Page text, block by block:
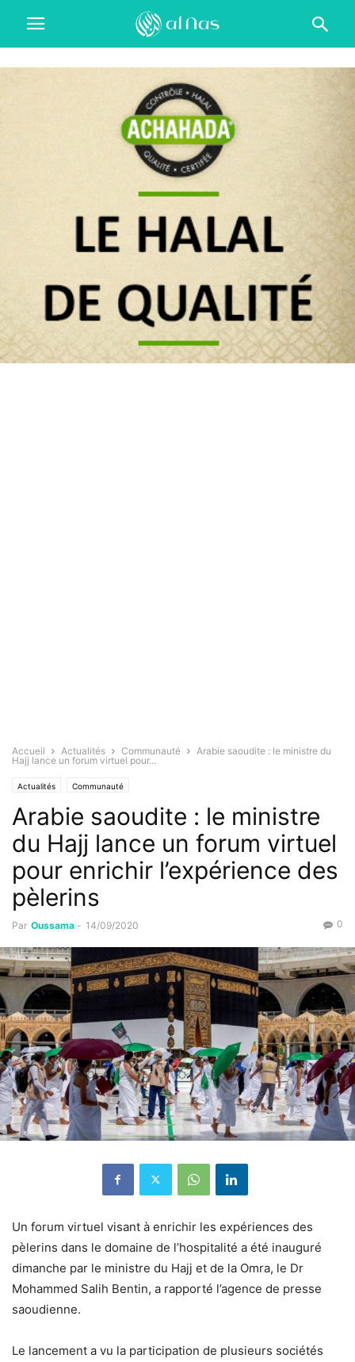
Accueil Actualités Communauté
Arabie saoudite : le ministre du
Hajj lance un forum virtuel pour...
Actualités Communauté
Arabie saoudite : le ministre
du Hajj lance un forum virtuel
pour enrichir l’expérience des
pèlerins
Par Oussama - 14/09/2020 0
Un forum virtuel visant à enrichir les expériences des
pèlerins dans le domaine de l’hospitalité a été inauguré
dimanche par le ministre du Hajj et de la Omra, le Dr
Mohammed Salih Bentin, a rapporté l’agence de presse
saoudienne.
Le lancement a vu la participation de plusieurs sociétés